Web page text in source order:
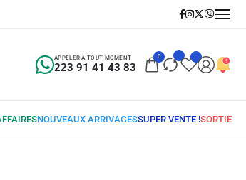
223 91 41 43 83
APPELER À TOUT MOMENT 0